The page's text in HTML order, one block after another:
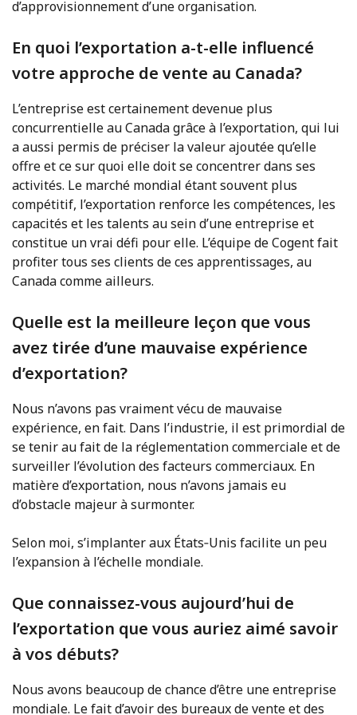
d’approvisionnement d’une organisation.
En quoi l’exportation a-t-elle influencé
votre approche de vente au Canada?
L’entreprise est certainement devenue plus
concurrentielle au Canada grâce à l’exportation, qui lui
a aussi permis de préciser la valeur ajoutée qu’elle
offre et ce sur quoi elle doit se concentrer dans ses
activités. Le marché mondial étant souvent plus
compétitif, l’exportation renforce les compétences, les
capacités et les talents au sein d’une entreprise et
constitue un vrai défi pour elle. L’équipe de Cogent fait
profiter tous ses clients de ces apprentissages, au
Canada comme ailleurs.
Quelle est la meilleure leçon que vous
avez tirée d’une mauvaise expérience
d’exportation?
Nous n’avons pas vraiment vécu de mauvaise
expérience, en fait. Dans l’industrie, il est primordial de
se tenir au fait de la réglementation commerciale et de
surveiller l’évolution des facteurs commerciaux. En
matière d’exportation, nous n’avons jamais eu
d’obstacle majeur à surmonter.
Selon moi, s’implanter aux États‑Unis facilite un peu
l’expansion à l’échelle mondiale.
Que connaissez-vous aujourd’hui de
l’exportation que vous auriez aimé savoir
à vos débuts?
Nous avons beaucoup de chance d’être une entreprise
mondiale. Le fait d’avoir des bureaux de vente et des